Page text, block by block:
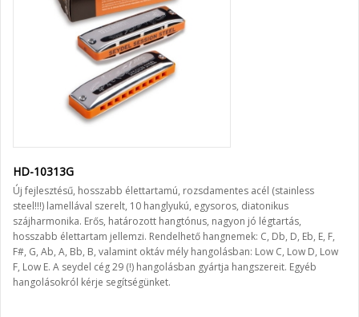
HD-10313G
Új fejlesztésű, hosszabb élettartamú, rozsdamentes acél (stainless
steel!!!) lamellával szerelt, 10 hanglyukú, egysoros, diatonikus
szájharmonika. Erős, határozott hangtónus, nagyon jó légtartás,
hosszabb élettartam jellemzi. Rendelhető hangnemek: C, Db, D, Eb, E, F,
F#, G, Ab, A, Bb, B, valamint oktáv mély hangolásban: Low C, Low D, Low
F, Low E. A seydel cég 29 (!) hangolásban gyártja hangszereit. Egyéb
hangolásokról kérje segítségünket.